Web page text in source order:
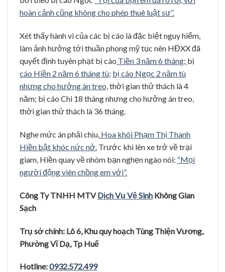
hoàn cảnh cũng không cho phép thuê luật sư”.
Xét thấy hành vi của các bị cáo là đặc biệt nguy hiểm,
làm ảnh hưởng tới thuần phong mỹ tục nên HĐXX đã
quyết định tuyên phạt bị cáo Tiền 3 năm 6 tháng; bị
cáo Hiền 2 năm 6 tháng tù; bị cáo Ngọc 2 năm tù
nhưng cho hưởng án treo,thời gian thử thách là 4
năm; bị cáo Chi 18 tháng nhưng cho hưởng án treo,
thời gian thử thách là 36 tháng.
Nghe mức án phải chịu, Hoa khôi Phạm Thị Thanh
Hiền bật khóc nức nở. Trước khi lên xe trở về trại
giam, Hiền quay về nhóm bạn nghẹn ngào nói: “Mọi
người động viên chồng em với”.
Công Ty TNHH MTVDịch Vụ VệSinh Không Gian
Sạch
Trụ sởchính: Lô 6, Khu quy hoạch Tùng Thiện Vương,
Phường VĩDạ, Tp Huê
Hotline:0932.572.499